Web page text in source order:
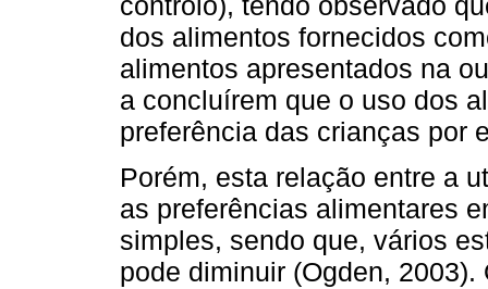
dos alimentos fornecidos
alimentos apresentados na
a concluírem que o uso dos
preferência das crianças por
Porém, esta relação entre a
as preferências alimentares
simples, sendo que, vários
pode diminuir (Ogden,